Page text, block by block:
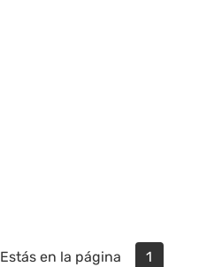
Estás en la página 1